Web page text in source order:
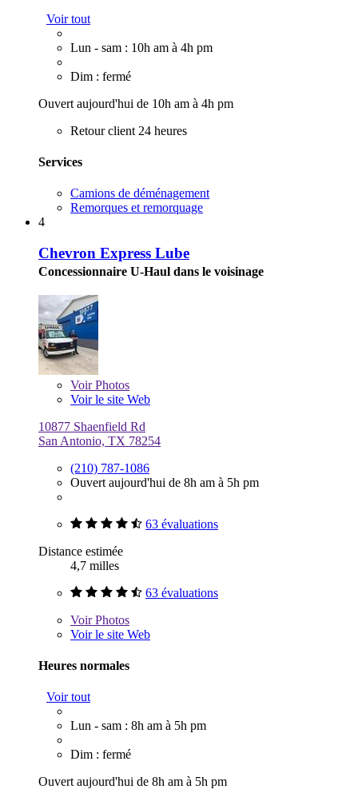
Voir tout
Lun - sam : 10h am à 4h pm
Dim : fermé
Ouvert aujourd'hui de 10h am à 4h pm
Retour client 24 heures
Services
Camions de déménagement
Remorques et remorquage
4
Chevron Express Lube
Concessionnaire U-Haul dans le voisinage
VoirPhotos
Voir le site Web
10877 Shaenfield Rd
San Antonio, TX 78254
(210) 787-1086
Ouvert aujourd'hui de 8h am à 5h pm
63 évaluations
Distance estimée
4,7 milles
63 évaluations
VoirPhotos
Voir le site Web
Heures normales
Voir tout
Lun - sam : 8h am à 5h pm
Dim : fermé
Ouvert aujourd'hui de 8h am à 5h pm